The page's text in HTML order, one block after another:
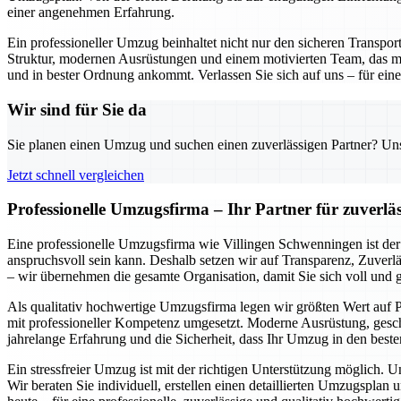
einer angenehmen Erfahrung.
Ein professioneller Umzug beinhaltet nicht nur den sicheren
Struktur, modernen Ausrüstungen und einem motivierten Team, das
und in bester Ordnung ankommt. Verlassen Sie sich auf uns – für
Wir sind für Sie da
Sie planen einen Umzug und suchen einen zuverlässigen Partner?
Jetzt schnell vergleichen
Professionelle Umzugsfirma – Ihr Partner für
Eine professionelle Umzugsfirma wie Villingen Schwenningen ist
anspruchsvoll sein kann. Deshalb setzen wir auf Transparenz,
– wir übernehmen die gesamte Organisation, damit Sie sich voll und
Als qualitativ hochwertige Umzugsfirma legen wir größten Wert auf
mit professioneller Kompetenz umgesetzt. Moderne Ausrüstung,
jahrelange Erfahrung und die Sicherheit, dass Ihr Umzug in den
Ein stressfreier Umzug ist mit der richtigen Unterstützung möglich.
Wir beraten Sie individuell, erstellen einen detaillierten Umzugsplan